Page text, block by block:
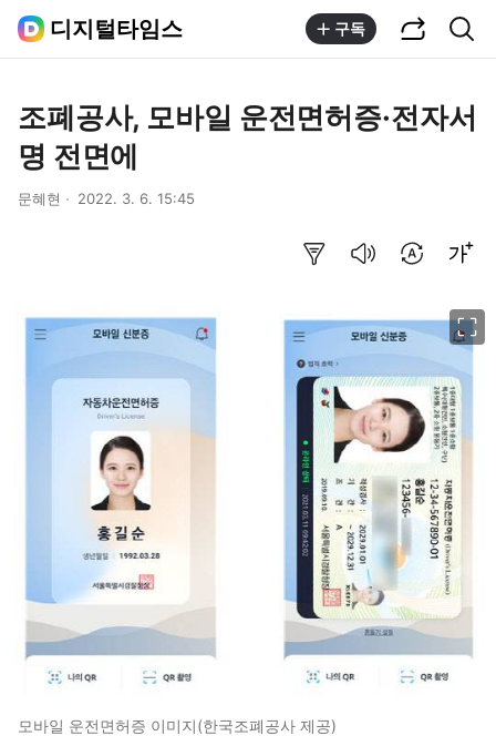
디지털타임스 구독
조폐공사, 모바일 운전면허증·전자서
명 전면에
문혜현 2022. 3. 6. 15:45
모바일 운전면허증 이미지(한국조폐공사 제공)